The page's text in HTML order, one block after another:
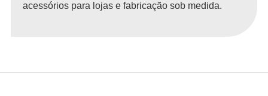
acessórios para lojas e fabricação sob medida.